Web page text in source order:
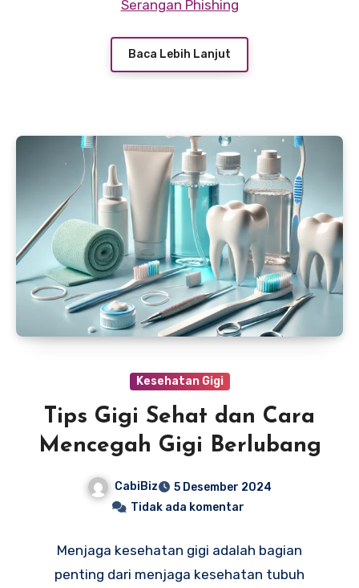
perangkat digital menjadi langkah yang
sangat penting untuk melindungi diri dari
risiko pencurian data atau penyalahgunaan
Serangan Phishing
Baca Lebih Lanjut
Kesehatan Gigi
Tips Gigi Sehat dan Cara
Mencegah Gigi Berlubang
CabiBiz
5 Desember 2024
Tidak ada komentar
Menjaga kesehatan gigi adalah bagian
penting dari menjaga kesehatan tubuh